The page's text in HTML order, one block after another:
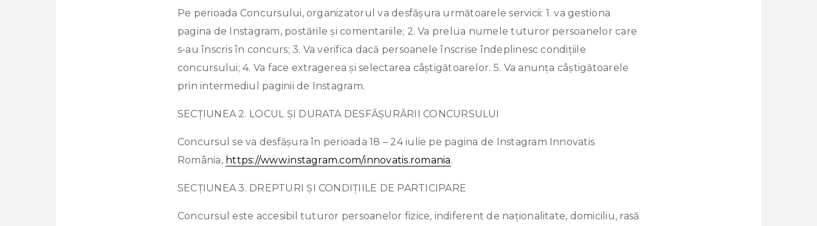
Pe perioada Concursului, organizatorul va desfășura următoarele servicii: 1. va gestiona
pagina de Instagram, postările și comentariile; 2. Va prelua numele tuturor persoanelor care
s-au înscris în concurs; 3. Va verifica dacă persoanele înscrise îndeplinesc condițiile
concursului; 4. Va face extragerea și selectarea câștigătoarelor. 5. Va anunța câștigătoarele
prin intermediul paginii de Instagram.
SECȚIUNEA 2. LOCUL ȘI DURATA DESFĂȘURĂRII CONCURSULUI
Concursul se va desfășura în perioada 18 – 24 iulie pe pagina de Instagram Innovatis
România, https://www.instagram.com/innovatis.romania.
SECȚIUNEA 3. DREPTURI ȘI CONDIȚIILE DE PARTICIPARE
Concursul este accesibil tuturor persoanelor fizice, indiferent de naționalitate, domiciliu, rasă